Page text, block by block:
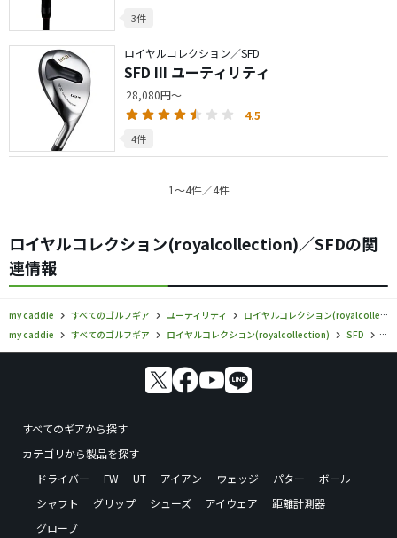
3件
ロイヤルコレクション／SFD
SFD III ユーティリティ
28,080円～
4.5
4件
1〜4件／4件
ロイヤルコレクション(royalcollection)／SFDの関
連情報
my caddie すべてのゴルフギア ユーティリティ
ロイヤルコレクション(royalcollection)
my caddie
すべてのゴルフギア ロイヤルコレクション(royalcollection) SFD ロ
すべてのギアから探す
カテゴリから製品を探す
ドライバー
FW UT アイアン ウェッジ パター
ボール
シャフト
グリップ シューズ アイウェア
距離計測器
グローブ